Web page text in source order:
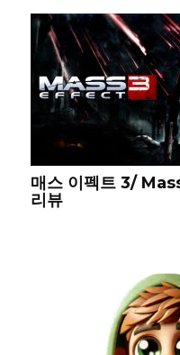
매스 이펙트 3/
리뷰